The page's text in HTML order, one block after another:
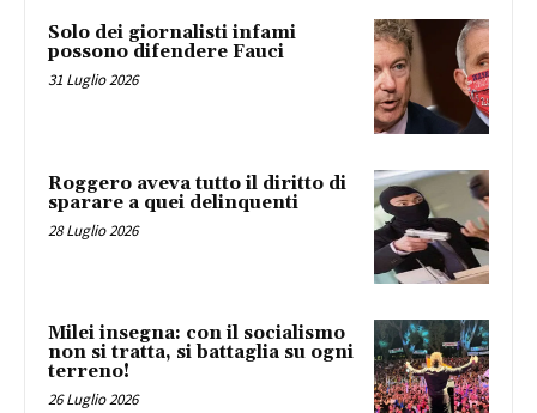
Solo dei giornalisti infami
possono difendere Fauci
31 Luglio 2026
Roggero aveva tutto il diritto di
sparare a quei delinquenti
28 Luglio 2026
Milei insegna: con il socialismo
non si tratta, si battaglia su ogni
terreno!
26 Luglio 2026